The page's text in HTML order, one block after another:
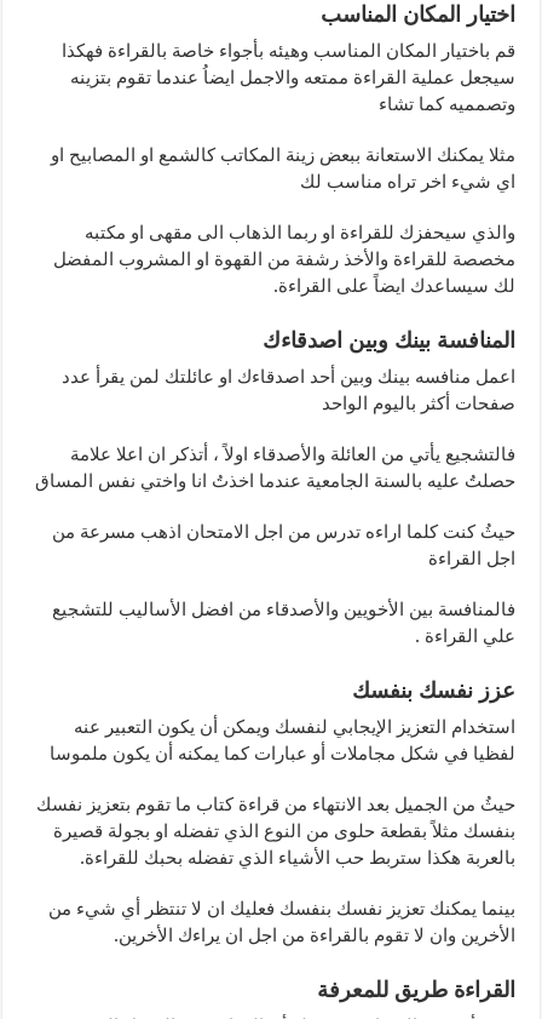
اختيار المكان المناسب
قم باختيار المكان المناسب وهيئه بأجواء خاصة بالقراءة فهكذا
سيجعل عملية القراءة ممتعه والاجمل ايضاُ عندما تقوم بتزينه
وتصمميه كما تشاء
مثلا يمكنك الاستعانة ببعض زينة المكاتب كالشمع او المصابيح او
اي شيء اخر تراه مناسب لك
والذي سيحفزك للقراءة او ربما الذهاب الى مقهى او مكتبه
مخصصة للقراءة والأخذ رشفة من القهوة او المشروب المفضل
لك سيساعدك ايضاً على القراءة.
المنافسة بينك وبين اصدقاءك
اعمل منافسه بينك وبين أحد اصدقاءك او عائلتك لمن يقرأ عدد
صفحات أكثر باليوم الواحد
فالتشجيع يأتي من العائلة والأصدقاء اولاً ، أتذكر ان اعلا علامة
حصلتُ عليه بالسنة الجامعية عندما اخذتُ انا واختي نفس المساق
حيثُ كنت كلما اراءه تدرس من اجل الامتحان اذهب مسرعة من
اجل القراءة
فالمنافسة بين الأخويين والأصدقاء من افضل الأساليب للتشجيع
علي القراءة .
عزز نفسك بنفسك
استخدام التعزيز الإيجابي لنفسك ويمكن أن يكون التعبير عنه
لفظيا في شكل مجاملات أو عبارات كما يمكنه أن يكون ملموسا
حيثُ من الجميل بعد الانتهاء من قراءة كتاب ما تقوم بتعزيز نفسك
بنفسك مثلاً بقطعة حلوى من النوع الذي تفضله او بجولة قصيرة
بالعربة هكذا ستربط حب الأشياء الذي تفضله بحبك للقراءة.
بينما يمكنك تعزيز نفسك بنفسك فعليك ان لا تنتظر أي شيء من
الأخرين وان لا تقوم بالقراءة من اجل ان يراءك الأخرين.
القراءة طريق للمعرفة